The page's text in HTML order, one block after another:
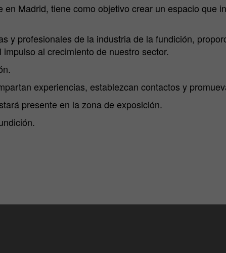
Madrid, tiene como objetivo crear un espacio que
y profesionales de la industria de la fundición,
al crecimiento de nuestro sector.
experiencias, establezcan contactos y
presente en la zona de exposición.